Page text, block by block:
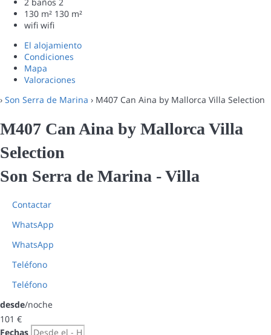
130 m² 130 m²
wifi wifi
El alojamiento
Condiciones
Mapa
Valoraciones
› Son Serra de Marina › M407 Can Aina by Mallorca Villa Selection
M407 Can Aina by Mallorca Villa
Selection
Son Serra de Marina -Villa
Contactar
WhatsApp
WhatsApp
Teléfono
Teléfono
desde/noche
101 €
Fechas